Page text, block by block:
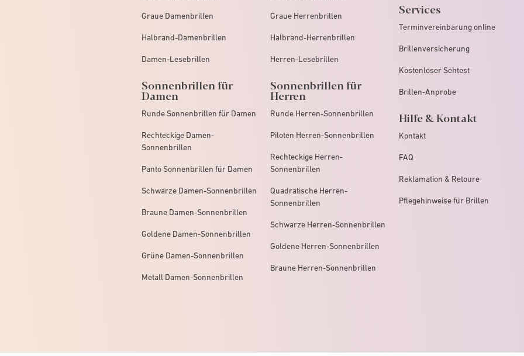
Graue Damenbrillen
Halbrand-Damenbrillen
Damen-Lesebrillen
Sonnenbrillen für
Damen
Runde Sonnenbrillen für Damen
Rechteckige Damen-
Sonnenbrillen
Panto Sonnenbrillen für Damen
Schwarze Damen-Sonnenbrillen
Braune Damen-Sonnenbrillen
Goldene Damen-Sonnenbrillen
Grüne Damen-Sonnenbrillen
Metall Damen-Sonnenbrillen
Graue Herrenbrillen
Halbrand-Herrenbrillen
Herren-Lesebrillen
Sonnenbrillen für
Herren
Runde Herren-Sonnenbrillen
Piloten Herren-Sonnenbrillen
Rechteckige Herren-
Sonnenbrillen
Quadratische Herren-
Sonnenbrillen
Schwarze Herren-Sonnenbrillen
Goldene Herren-Sonnenbrillen
Braune Herren-Sonnenbrillen
Services
Terminvereinbarung online
Brillenversicherung
Kostenloser Sehtest
Brillen-Anprobe
Hilfe & Kontakt
Kontakt
FAQ
Reklamation & Retoure
Pflegehinweise für Brillen